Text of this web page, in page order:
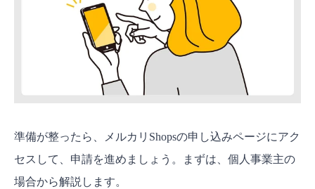
準備が整ったら、メルカリShopsの申し込みページにアク
セスして、申請を進めましょう。まずは、個人事業主の
場合から解説します。